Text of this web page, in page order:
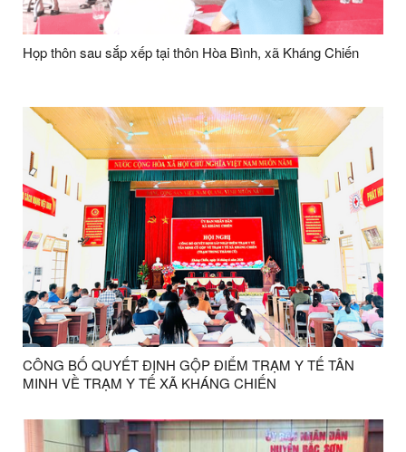
Họp thôn sau sắp xếp tại thôn Hòa Bình, xã Kháng Chiến
CÔNG BỐ QUYẾT ĐỊNH GỘP ĐIỂM TRẠM Y TẾ TÂN
MINH VỀ TRẠM Y TẾ XÃ KHÁNG CHIẾN